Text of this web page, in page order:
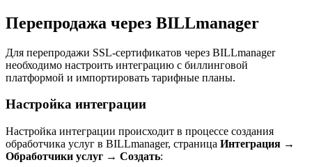
Перепродажа через BILLmanager
Для перепродажи SSL-сертификатов через BILLmanager
необходимо настроить интеграцию с биллинговой
платформой и импортировать тарифные планы.
Настройка интеграции
Настройка интеграции происходит в процессе создания
обработчика услуг в BILLmanager, страница Интеграция →
Обработчики услуг → Создать: